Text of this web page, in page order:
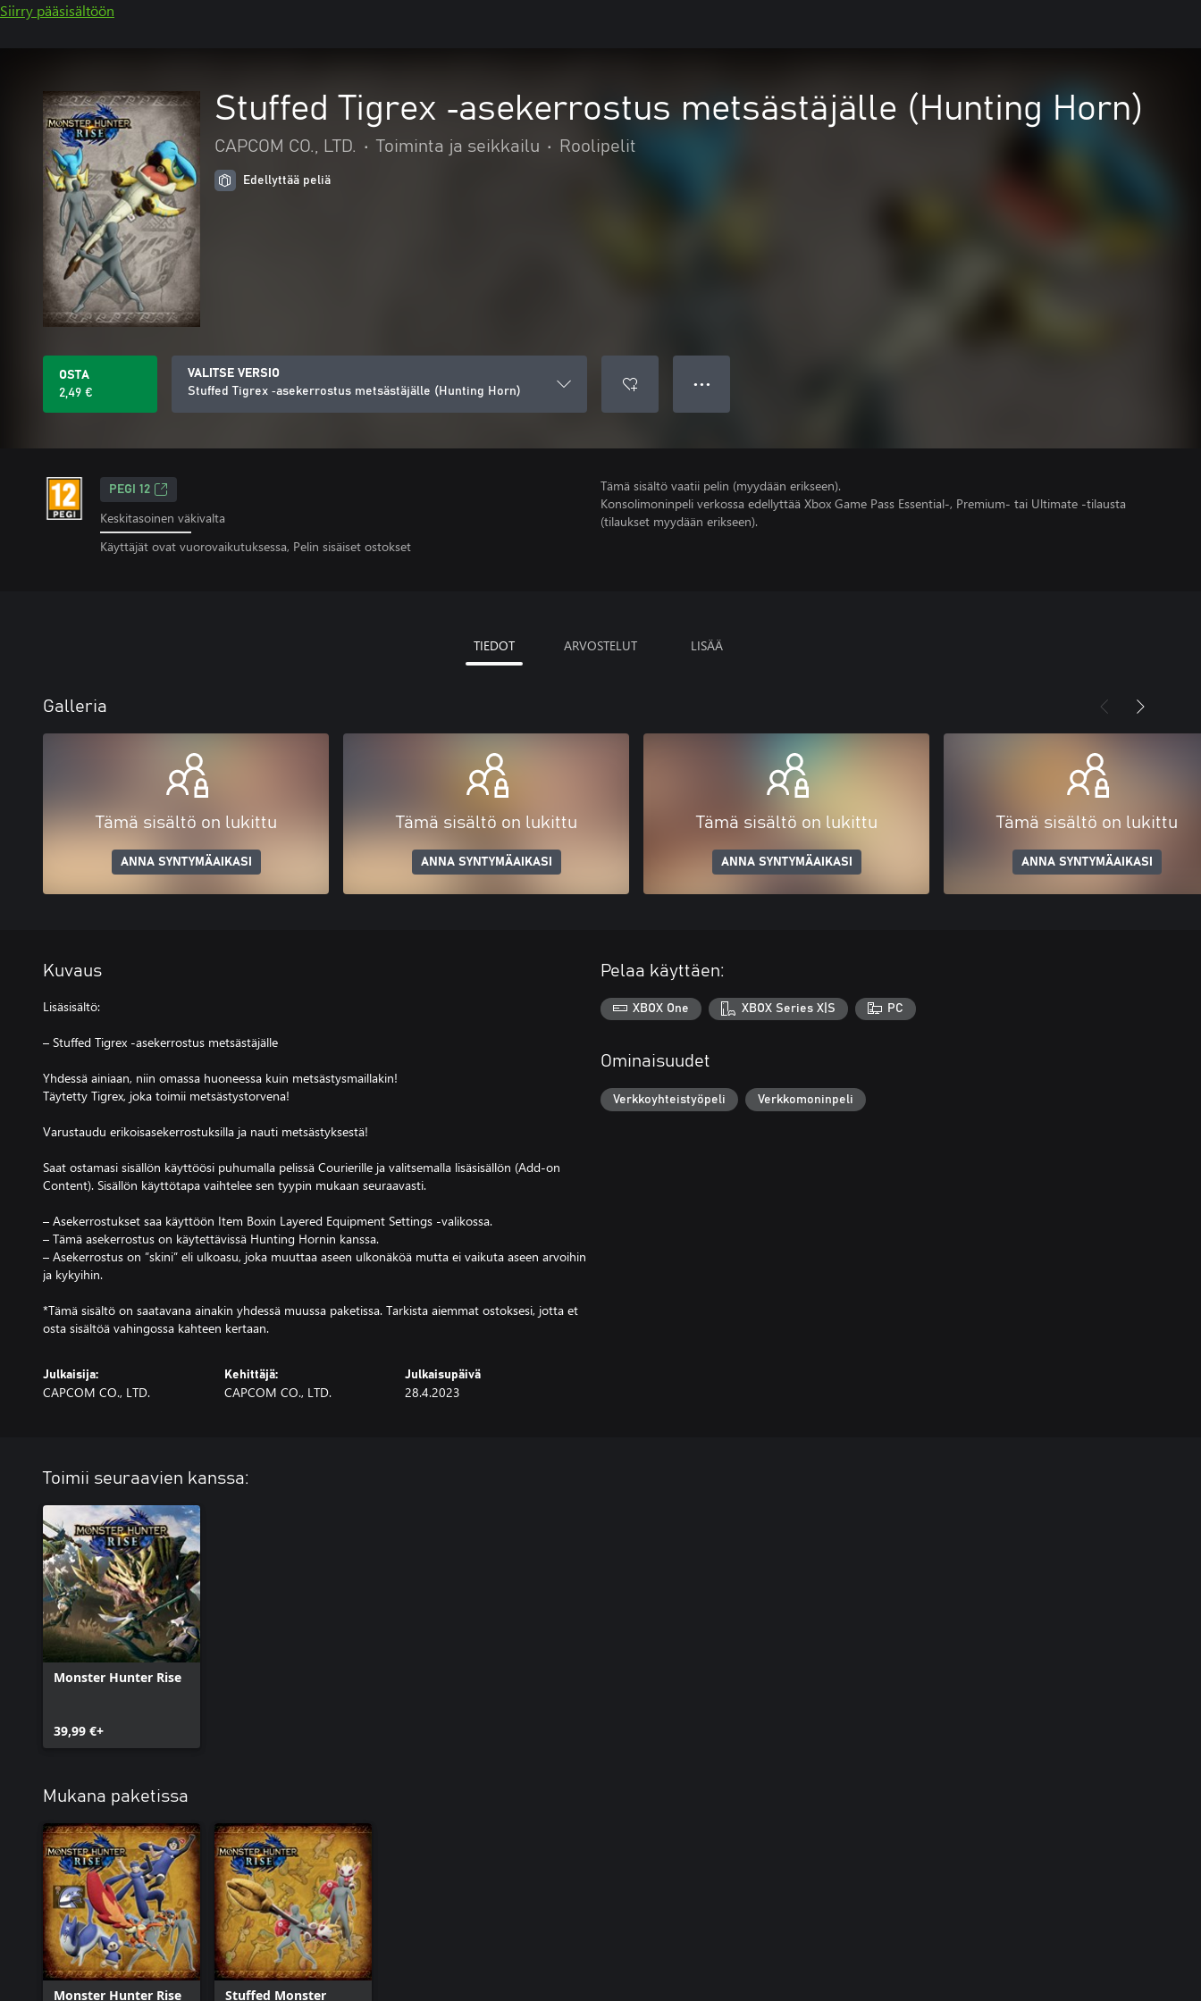
Siirry pääsisältöön
Stuffed Tigrex ‑asekerrostus metsästäjälle (Hunting Horn)
CAPCOM CO., LTD. • Toiminta ja seikkailu • Roolipelit
Edellyttää peliä
OSTA
2,49 €
VALITSE VERSIO
Stuffed Tigrex ‑asekerrostus metsästäjälle (Hunting Horn)
● ● ●
PEGI 12
Keskitasoinen väkivalta
Käyttäjät ovat vuorovaikutuksessa, Pelin sisäiset ostokset
Tämä sisältö vaatii pelin (myydään erikseen).
Konsolimoninpeli verkossa edellyttää Xbox Game Pass Essential-, Premium- tai Ultimate -tilausta
(tilaukset myydään erikseen).
TIEDOT ARVOSTELUT LISÄÄ
Galleria
Tämä sisältö on lukittu
ANNA SYNTYMÄAIKASI
Tämä sisältö on lukittu
ANNA SYNTYMÄAIKASI
Tämä sisältö on lukittu
ANNA SYNTYMÄAIKASI
Tämä sisältö on lukittu
ANNA SYNTYMÄAIKASI
Kuvaus
Lisäsisältö:
– Stuffed Tigrex ‑asekerrostus metsästäjälle
Yhdessä ainiaan, niin omassa huoneessa kuin metsästysmaillakin!
Täytetty Tigrex, joka toimii metsästystorvena!
Varustaudu erikoisasekerrostuksilla ja nauti metsästyksestä!
Saat ostamasi sisällön käyttöösi puhumalla pelissä Courierille ja valitsemalla lisäsisällön (Add-on
Content). Sisällön käyttötapa vaihtelee sen tyypin mukaan seuraavasti.
– Asekerrostukset saa käyttöön Item Boxin Layered Equipment Settings ‑valikossa.
– Tämä asekerrostus on käytettävissä Hunting Hornin kanssa.
– Asekerrostus on ”skini” eli ulkoasu, joka muuttaa aseen ulkonäköä mutta ei vaikuta aseen arvoihin
ja kykyihin.
*Tämä sisältö on saatavana ainakin yhdessä muussa paketissa. Tarkista aiemmat ostoksesi, jotta et
osta sisältöä vahingossa kahteen kertaan.
Julkaisija:
CAPCOM CO., LTD.
Kehittäjä:
CAPCOM CO., LTD.
Julkaisupäivä
28.4.2023
Pelaa käyttäen:
XBOX One XBOX Series X|S PC
Ominaisuudet
Verkkoyhteistyöpeli Verkkomoninpeli
Toimii seuraavien kanssa:
Monster Hunter Rise
39,99 €+
Mukana paketissa
Monster Hunter Rise Stuffed Monster